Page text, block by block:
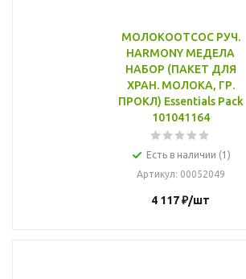
МОЛОКООТСОС РУЧ.
HARMONY МЕДЕЛА
НАБОР (ПАКЕТ ДЛЯ
ХРАН. МОЛОКА, ГР.
ПРОКЛ) Essentials Pack
101041164
Есть в наличии (1)
Артикул: 00052049
4 117₽/шт